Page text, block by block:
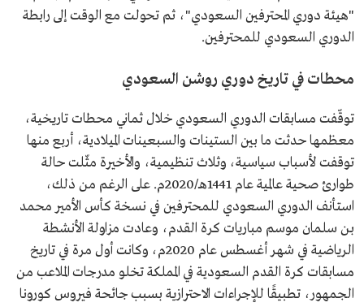
"هيئة دوري المحترفين السعودي"، ثم تحولت مع الوقت إلى رابطة
الدوري السعودي للمحترفين.
محطات في تاريخ دوري روشن السعودي
توقّفت مسابقات الدوري السعودي خلال ثماني محطات تاريخية،
معظمها حدثت ما بين الستينات والسبعينات الميلادية، أربع منها
توقفت لأسباب سياسية، وثلاث تنظيمية، والأخيرة مثّلت حالة
طوارئ صحية عالمية عام 1441هـ/2020م. على الرغم من ذلك،
استأنف الدوري السعودي للمحترفين في نسخة كأس الأمير محمد
بن سلمان موسم مباريات كرة القدم، وعادت مزاولة الأنشطة
الرياضية في شهر أغسطس عام 2020م، وكانت أول مرة في تاريخ
مسابقات كرة القدم السعودية في المملكة تخلو مدرجات الملاعب من
الجمهور، تطبيقًا للإجراءات الاحترازية بسبب جائحة فيروس كورونا